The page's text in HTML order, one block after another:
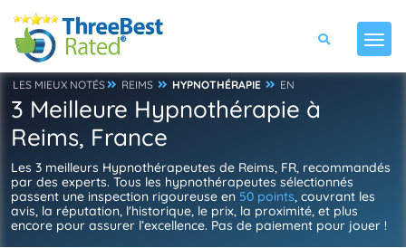
LES MIEUX NOTÉS REIMS HYPNOTHÉRAPIE EN
3 Meilleure Hypnothérapie à
Reims, France
Les 3 meilleurs Hypnothérapeutes de Reims, FR, recommandés
par des experts. Tous les hypnothérapeutes sélectionnés
passent une inspection rigoureuse en 50 points, couvrant les
avis, la réputation, l'historique, le prix, la proximité, et plus
encore pour assurer l’excellence. Pas de paiement pour jouer !